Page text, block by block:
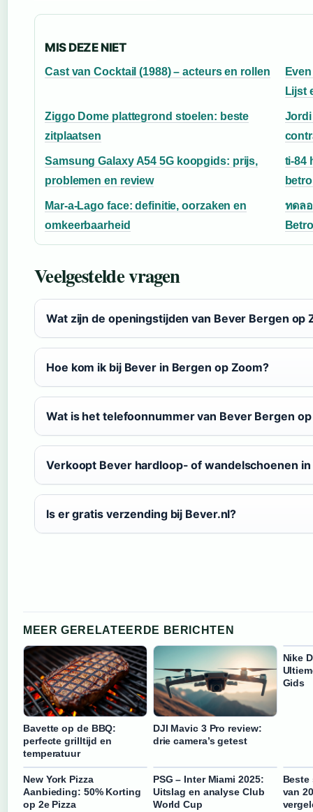
MIS DEZE NIET
Cast van Cocktail (1988) – acteurs en rollen
Lijst
Ziggo Dome plattegrond stoelen: beste
zitplaatsen
Samsung Galaxy A54 5G koopgids: prijs,
problemen en review
ti-84
Mar-a-Lago face: definitie, oorzaken en
omkeerbaarheid
ทดล
Veelgestelde vragen
Wat zijn de openingstijden van Bever Bergen op
Hoe kom ik bij Bever in Bergen op Zoom?
Wat is het telefoonnummer van Bever Bergen
Verkoopt Bever hardloop- of wandelschoenen
Is er gratis verzending bij Bever.nl?
MEER GERELATEERDE BERICHTEN
Bavette op de BBQ:
perfecte grilltijd en
temperatuur
DJI Mavic 3 Pro review:
drie camera’s getest
Nike
Gids
New York Pizza
Aanbieding: 50% Korting
op 2e Pizza
PSG – Inter Miami 2025:
Uitslag en analyse Club
World Cup
Beste
van